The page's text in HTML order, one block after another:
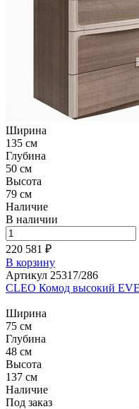
Ширина
135 см
Глубина
50 см
Высота
79 см
Наличие
В наличии
220 581 ₽
В корзину
Артикул 25317/286
CLEO Комод высокий
Ширина
75 см
Глубина
48 см
Высота
137 см
Наличие
Под заказ